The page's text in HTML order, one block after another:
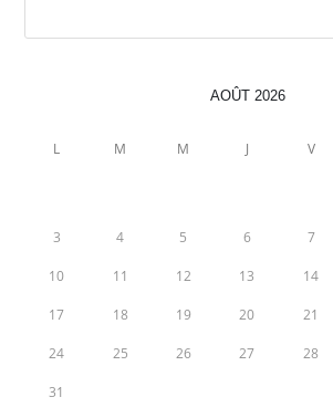
AOÛT 2026
L M M J V
3 4 5 6 7
10 11 12 13 14
17 18 19 20 21
24 25 26 27 28
31